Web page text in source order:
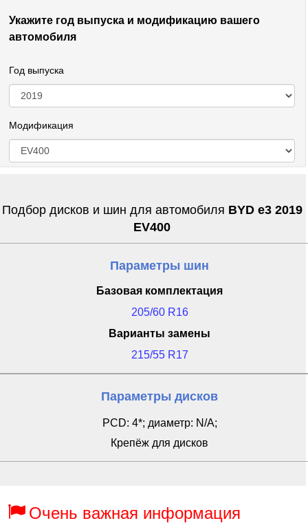
Укажите год выпуска и модификацию вашего
автомобиля
Год выпуска
Модификация
Подбор дисков и шин для автомобиля BYD e3 2019
EV400
Параметры шин
Базовая комплектация
205/60 R16
Варианты замены
215/55 R17
Параметры дисков
PCD: 4*; диаметр: N/A;
Крепёж для дисков
Очень важная информация